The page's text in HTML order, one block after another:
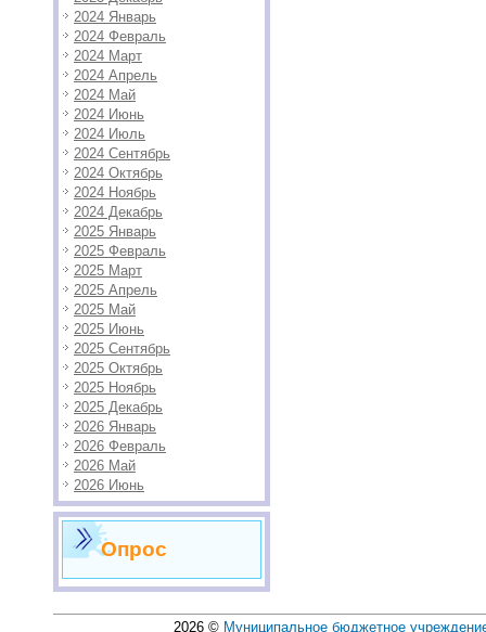
2024 Январь
2024 Февраль
2024 Март
2024 Апрель
2024 Май
2024 Июнь
2024 Июль
2024 Сентябрь
2024 Октябрь
2024 Ноябрь
2024 Декабрь
2025 Январь
2025 Февраль
2025 Март
2025 Апрель
2025 Май
2025 Июнь
2025 Сентябрь
2025 Октябрь
2025 Ноябрь
2025 Декабрь
2026 Январь
2026 Февраль
2026 Май
2026 Июнь
Опрос
2026 © Муниципальное бюджетное